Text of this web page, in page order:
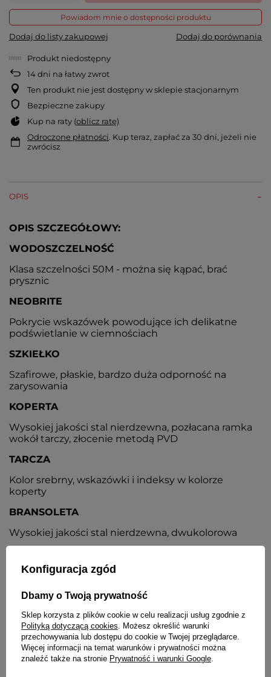
Powiadom mnie o dostępności produktu
Dodaj do listy zakupowej Dodaj do porównania
Produkt niedostępny
14dni na łatwy zwrot
Ten produkt nie jest dostępny w sklepie stacjonarnym
Bezpieczne zakupy
Kup na raty (oblicz ratę)
Odroczone płatności. Kup teraz, zapłać za 30 dni, jeżeli nie
zwrócisz
OPIS
OPIS SZCZEGÓŁOWY:
WODOSZCZELNOŚĆ
Klasa szczelności 50M - można się kąpać, brać
prysznic
NEOBRITE
Pokrycie wskazówek powodujące ich delikatne
podświetlanie w ciemnościach
SZKIEŁKO
Szafirowe, płaskie, bardzo duża odporność na
zarysowania
KOPERTA
Wysokiej jakości stal nierdzewna, pozłacana ramka
wokół tarczy, złocenie metodą PVD
TARCZA
Kolor srebrny, wskazówki i indeksy w kolorze
koperty
BRANSOLETA
Wysokiej jakości stal nierdzewna, dwukolorowa
Pełne, zamknięte, motylkowe
DATOWNIK
Wskaźnik dnia miesiąca umieszczony na godz. 3
BATERIA
Orientacyjny czas działania zegarka bez
Konfiguracja zgód
Dbamy o Twoją prywatność
Sklep korzysta z plików cookie w celu realizacji usług zgodnie z
Polityką dotyczącą cookies . Możesz określić warunki
przechowywania lub dostępu do cookie w Twojej przeglądarce.
Więcej informacji na temat warunków i prywatności można
znaleźć także na stronie Prywatność i warunki Google